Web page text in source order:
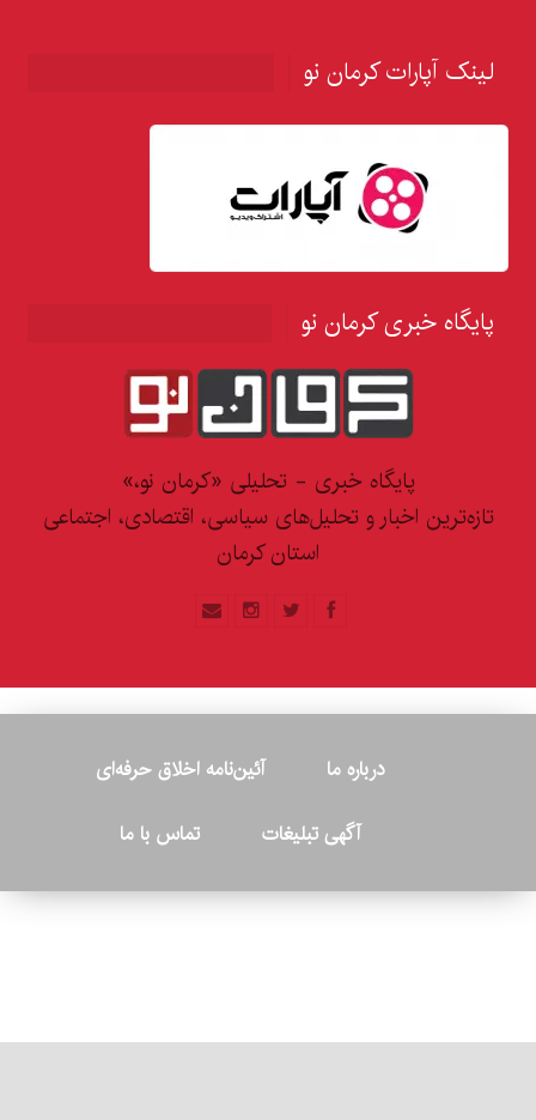
آپارات کرمان نو
خبری کرمان نو
پایگاه خبری - تحلیلی «کرمان نو،»
اخبار و تحلیل‌های سیاسی، اقتصادی، اجتماعی
استان کرمان
درباره ما
آئین‌نامه اخلاق حرفه‌ای
آگهی تبلیغات
تماس با ما